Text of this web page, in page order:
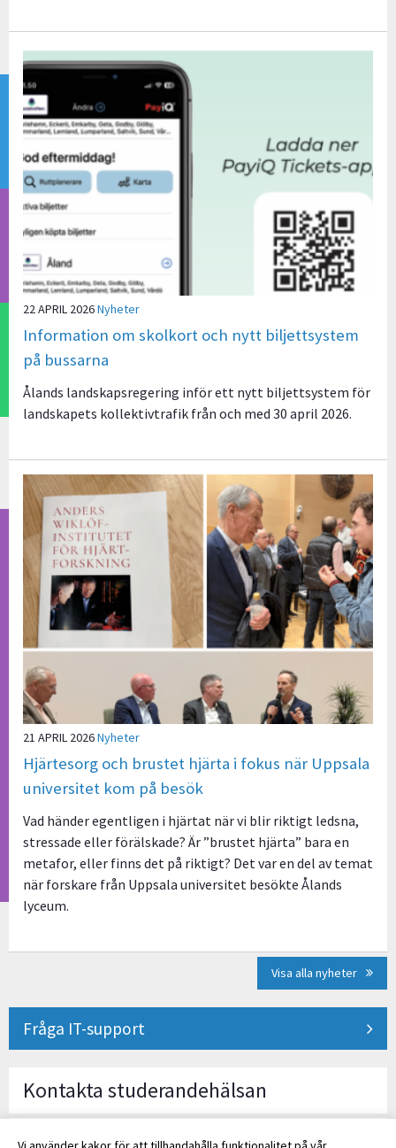
22 APRIL 2026Nyheter
Information om skolkort och nytt biljettsystem
på bussarna
Ålands landskapsregering inför ett nytt biljettsystem för
landskapets kollektivtrafik från och med 30 april 2026.
21 APRIL 2026Nyheter
Hjärtesorg och brustet hjärta i fokus när Uppsala
universitet kom på besök
Vad händer egentligen i hjärtat när vi blir riktigt ledsna,
stressade eller förälskade? Är ”brustet hjärta” bara en
metafor, eller finns det på riktigt? Det var en del av temat
när forskare från Uppsala universitet besökte Ålands
lyceum.
Visa alla nyheter
Fråga IT-support
Kontakta studerandehälsan
Klicka för kontaktuppgifter och mer information om